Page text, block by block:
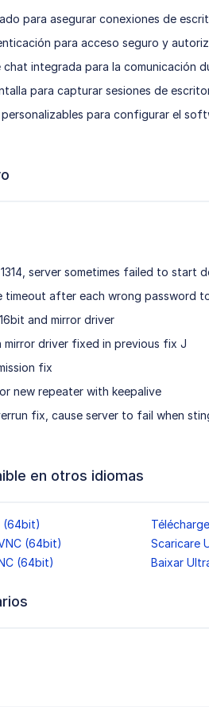
para asegurar conexiones de
para acceso seguro y
chat integrada para la comunicación
para capturar sesiones de
para configurar el
server sometimes failed to start
timeout after each wrong password
and mirror driver
mirror driver fixed in previous fix J
fix
new repeater with keepalive
fix, cause server to fail when
en otros idiomas
(64bit)
(64bit)
Scaricare
(64bit)
Baixar